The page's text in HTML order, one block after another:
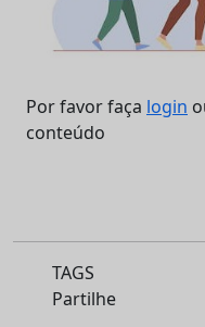
Por favor faça login
conteúdo
TAGS
Partilhe